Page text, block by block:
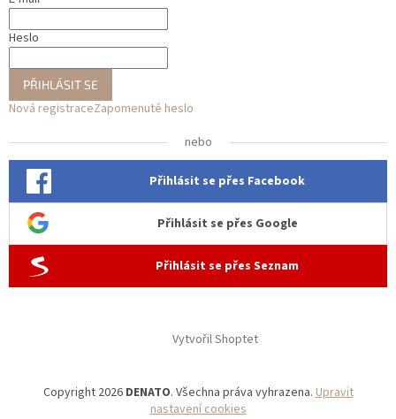
Heslo
PŘIHLÁSIT SE
Nová registraceZapomenuté heslo
nebo
Přihlásit se přes Facebook
Přihlásit se přes Google
Přihlásit se přes Seznam
Vytvořil Shoptet
Copyright 2026 DENATO. Všechna práva vyhrazena. Upravit
nastavení cookies